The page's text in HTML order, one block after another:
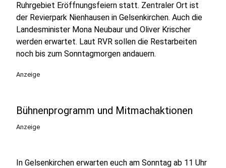
Ruhrgebiet Eröffnungsfeiern statt. Zentraler Ort ist
der Revierpark Nienhausen in Gelsenkirchen. Auch die
Landesminister Mona Neubaur und Oliver Krischer
werden erwartet. Laut RVR sollen die Restarbeiten
noch bis zum Sonntagmorgen andauern.
Anzeige
Bühnenprogramm und Mitmachaktionen
Anzeige
In Gelsenkirchen erwarten euch am Sonntag ab 11 Uhr